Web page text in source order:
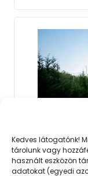
Kedves látogatónk!
tárolunk vagy
használt eszközön
adatokat (egyedi
2023. 06. 15.